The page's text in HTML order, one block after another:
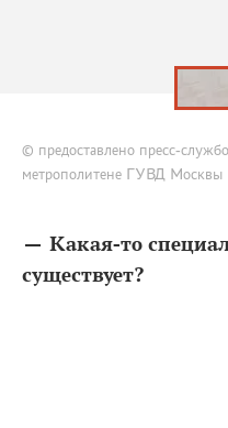
© предоставлено пресс-
метрополитене ГУВД Москвы
— Какая-то
существует?